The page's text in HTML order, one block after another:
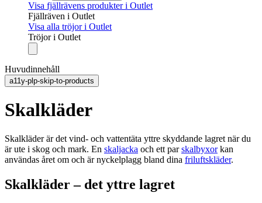
Visa fjällrävens produkter i Outlet
Fjällräven i Outlet
Visa alla tröjor i Outlet
Tröjor i Outlet
Huvudinnehåll
a11y-plp-skip-to-products
Skalkläder
Skalkläder är det vind- och vattentäta yttre skyddande lagret när du
är ute i skog och mark. En skaljacka och ett parskalbyxorkan
användas året om och är nyckelplagg bland dina friluftskläder.
Skalkläder – det yttre lagret